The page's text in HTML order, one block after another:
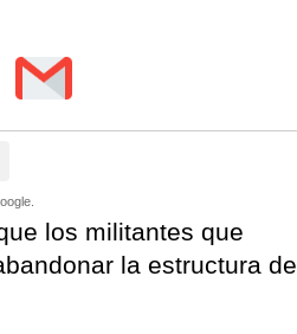
los militantes que
la estructura